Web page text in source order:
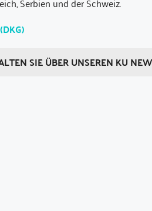
Serbien und der Schweiz.
SIE ÜBER UNSEREN KU